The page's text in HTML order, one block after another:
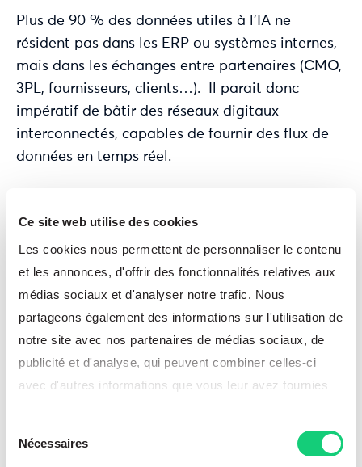
Ce site web utilise des cookies
Les cookies nous permettent de personnaliser le contenu
et les annonces, d'offrir des fonctionnalités relatives aux
médias sociaux et d'analyser notre trafic. Nous
partageons également des informations sur l'utilisation de
notre site avec nos partenaires de médias sociaux, de
publicité et d'analyse, qui peuvent combiner celles-ci
avec d'autres informations que vous leur avez fournies
ou qu'ils ont collectées lors de votre utilisation de leurs
Nécessaires
Plus de 90 % des données utiles à l’IA ne
résident pas dans les ERP ou systèmes internes,
mais dans les échanges entre partenaires (CMO,
3PL, fournisseurs, clients…). Il parait donc
impératif de bâtir des réseaux digitaux
interconnectés, capables de fournir des flux de
données en temps réel.
Beyond Plans prend tout son sens : fournir une
Optimiser la gestion des
stocks, la planification et la
durabilité